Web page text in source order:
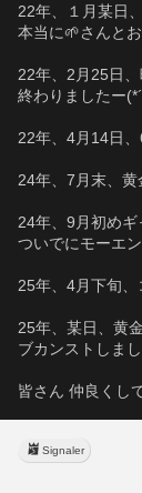
22年、１月某日
本当に🌱さんと
22年、2月25日
終わりましたー
22年、4月14日
24年、7月末、黄
24年、9月初め
ついでにモーエ
25年、4月下旬
25年、某日、黄
ブカンストしま
皆さん 仲良くし
Signaler